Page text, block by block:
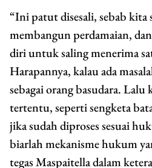
“Ini patut disesali, sebab kita
membangun perdamaian,
diri untuk saling menerima
Harapannya, kalau ada
sebagai orang basudara. Lalu
tertentu, seperti sengketa
jika sudah diproses sesuai
biarlah mekanisme hukum
tegas Maspaitella dalam